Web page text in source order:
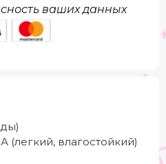
ваших данных
(легкий, влагостойкий)